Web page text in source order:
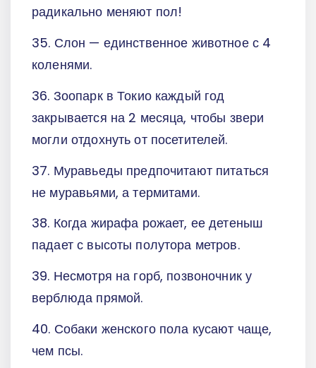
радикально меняют пол!
35. Слон — единственное животное с 4
коленями.
36. Зоопарк в Токио каждый год
закрывается на 2 месяца, чтобы звери
могли отдохнуть от посетителей.
37. Муравьеды предпочитают питаться
не муравьями, а термитами.
38. Когда жирафа рожает, ее детеныш
падает с высоты полутора метров.
39. Несмотря на горб, позвоночник у
верблюда прямой.
40. Собаки женского пола кусают чаще,
чем псы.